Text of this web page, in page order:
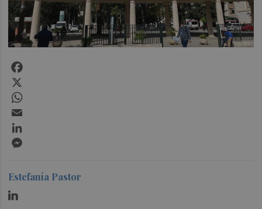
Estefanía Pastor